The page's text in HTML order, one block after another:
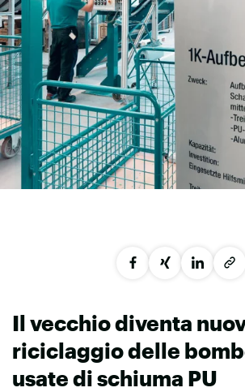
Il vecchio diventa
riciclaggio delle
usate di schiuma PU